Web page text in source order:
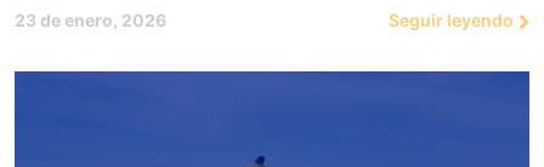
23 de enero, 2026 Seguir leyendo